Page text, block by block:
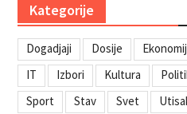
Kategorije
Dogadjaji Dosije
IT
Izbori Kultura
Sport
Stav Svet